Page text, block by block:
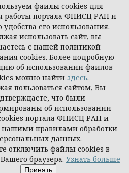
«Управление наукой:
2019–2026
доступны по
Commons Attribution
BY).
РАН .
файлы cookies для
работы портала ФНИСЦ РАН и
удобства его использования.
использовать сайт, вы
с нашей политикой
cookies. Более подробную
об использовании файлов
можно найти здесь.
пользоваться сайтом, Вы
что были
об использовании
портала ФНИСЦ РАН и
нашими правилами обработки
данных.
отключить файлы cookies в
браузера. Узнать больше
Принять